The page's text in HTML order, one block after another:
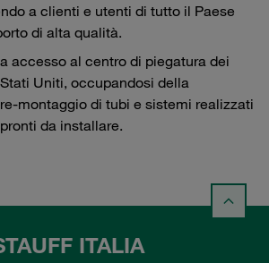
a clienti e utenti di tutto il Paese
di alta qualità.
accesso al centro di piegatura dei
Uniti, occupandosi della
montaggio di tubi e sistemi realizzati
da installare.
ITALIA